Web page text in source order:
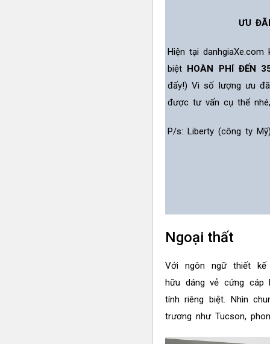
ƯU
Hiện tại
biệt
HOÀN PHÍ ĐẾN
đấy!) Vì số lượng ưu
được tư vấn cụ thể
P/s: Liberty (công ty
Ngoại thất
Với ngôn ngữ thiết kế
hữu dáng vẻ cứng
tính riêng biệt. Nhìn
trương như Tucson,